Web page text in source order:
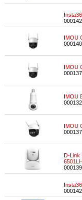
IMOU
IMOU
IMOU
IMOU
D-Link